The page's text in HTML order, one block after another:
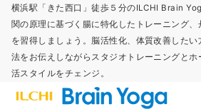
横浜駅「きた西口」徒歩５分のILCHI Brain
関の原理に基づく腸に特化したトレーニング
を習得しましょう。脳活性化、体質改善した
法をお伝えしながらスタジオトレーニングと
活スタイルをチェンジ。